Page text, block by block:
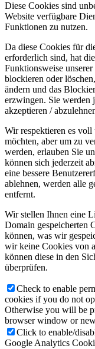
Diese Cookies sind
Website verfügbare
Funktionen zu nutzen.
Da diese Cookies für
erforderlich sind, hat
Funktionsweise
blockieren oder
ändern und das
erzwingen. Sie werden
akzeptieren /
Wir respektieren es
möchten, aber um zu
werden, erlauben Sie
können sich jederzeit
eine bessere
ablehnen, werden alle
entfernt.
Wir stellen Ihnen eine
Domain gespeicherten
können, was wir
wir keine Cookies von
können diese in den
überprüfen.
Check to enable
cookies if you do not
Otherwise you will be
browser window or
Click to enable/
Google Analytics